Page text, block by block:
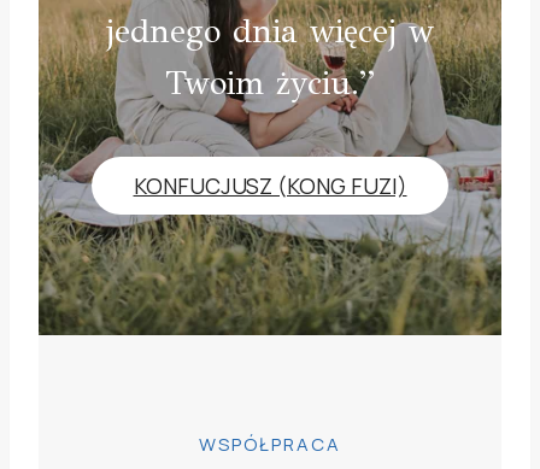
jednego dnia więcej w
Twoim życiu.”
KONFUCJUSZ (KONG FUZI)
WSPÓŁPRACA